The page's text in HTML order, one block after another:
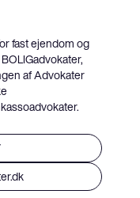
fast ejendom og
af Advokater